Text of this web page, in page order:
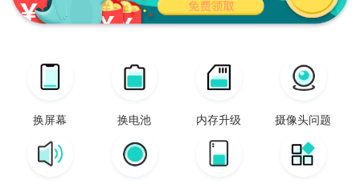
换屏幕 换电池 内存升级 摄像头问题